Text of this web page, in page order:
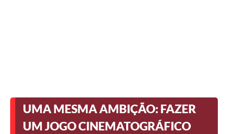
UMA MESMA AMBIÇÃO: FAZER
UM JOGO CINEMATOGRÁFICO